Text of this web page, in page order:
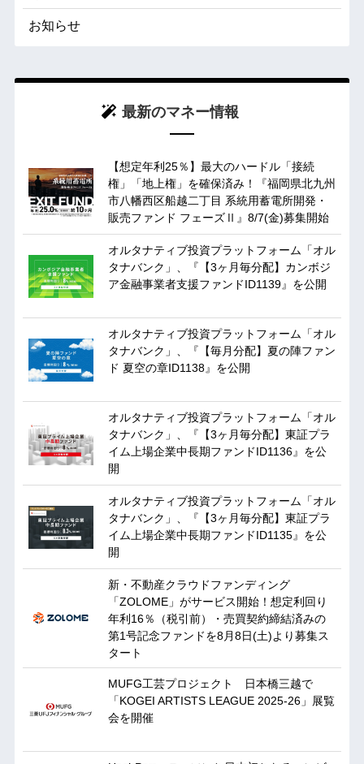
お知らせ
最新のマネー情報
【想定年利25％】最大のハードル「接続
権」「地上権」を確保済み！『福岡県北九州
市八幡西区船越二丁目 系統用蓄電所開発・
販売ファンド フェーズⅡ』8/7(金)募集開始
オルタナティブ投資プラットフォーム「オル
タナバンク」、『【3ヶ月毎分配】カンボジ
ア金融事業者支援ファンドID1139』を公開
オルタナティブ投資プラットフォーム「オル
タナバンク」、『【毎月分配】夏の陣ファン
ド 夏空の章ID1138』を公開
オルタナティブ投資プラットフォーム「オル
タナバンク」、『【3ヶ月毎分配】東証プラ
イム上場企業中長期ファンドID1136』を公
開
オルタナティブ投資プラットフォーム「オル
タナバンク」、『【3ヶ月毎分配】東証プラ
イム上場企業中長期ファンドID1135』を公
開
新・不動産クラウドファンディング
「ZOLOME」がサービス開始！想定利回り
年利16％（税引前）・売買契約締結済みの
第1号記念ファンドを8月8日(土)より募集ス
タート
MUFG工芸プロジェクト 日本橋三越で
「KOGEI ARTISTS LEAGUE 2025-26」展覧
会を開催